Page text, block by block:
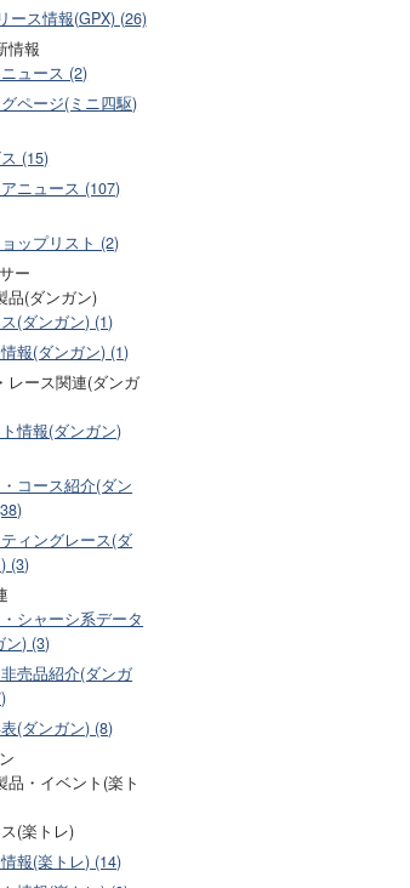
ース情報(GPX) (26)
情報
ュース (2)
ページ(ミニ四駆)
(15)
ニュース (107)
ップリスト (2)
ー
品(ダンガン)
(ダンガン) (1)
報(ダンガン) (1)
レース関連(ダンガ
情報(ダンガン)
コース紹介(ダン
ィングレース(ダ
(3)
シャーシ系データ
ン) (3)
売品紹介(ダンガ
(ダンガン) (8)
品・イベント(楽ト
(楽トレ)
報(楽トレ) (14)